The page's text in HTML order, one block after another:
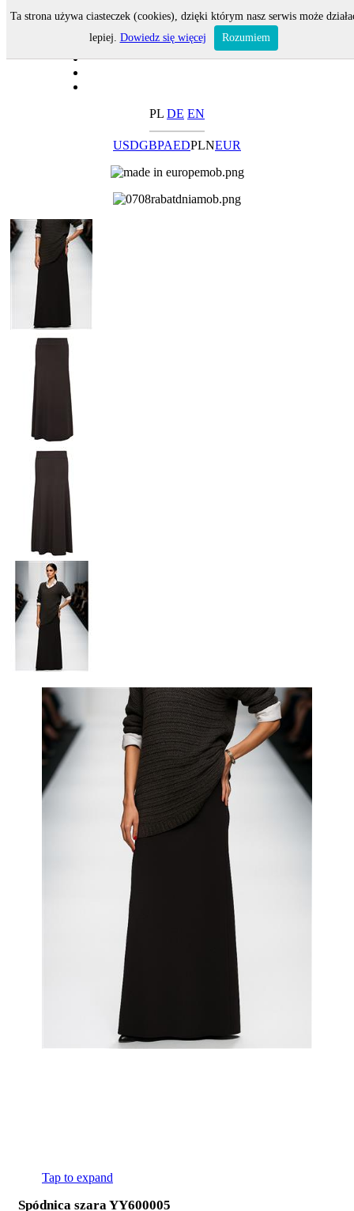
PL DE EN
USDGBPAEDPLNEUR
Tap to expand
Spódnica szara YY600005
Ta strona używa ciasteczek (cookies), dzięki którym nasz serwis może
lepiej. Dowiedz się więcej Rozumiem